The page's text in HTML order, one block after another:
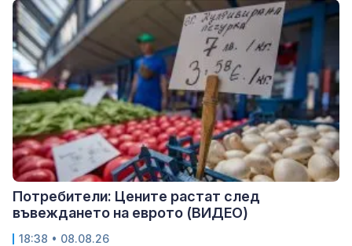
Потребители: Цените растат след
въвеждането на еврото (ВИДЕО)
18:38 • 08.08.26